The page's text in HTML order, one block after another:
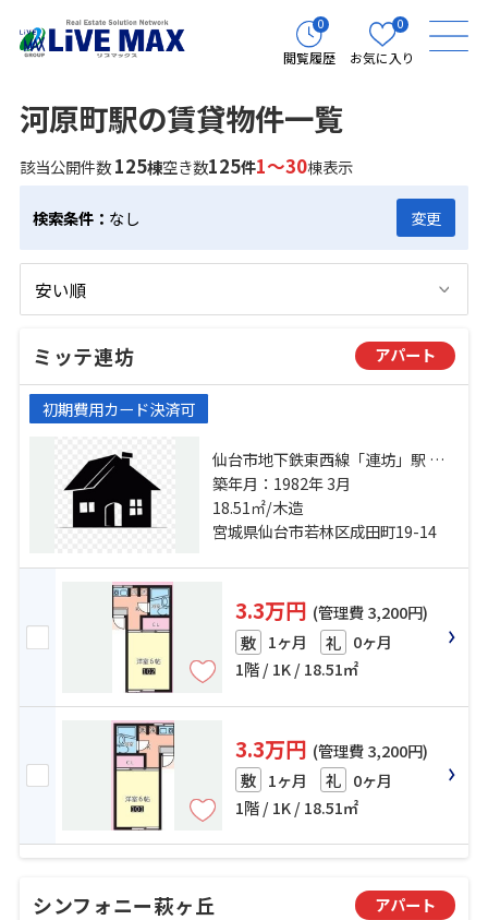
0
閲覧履歴
0
お気に入り
河原町駅の賃貸物件一覧
該当公開件数125棟空き数125件1～30棟表示
検索条件： なし 変更
ミッテ連坊 アパート
初期費用カード決済可
仙台市地下鉄東西線「連坊」駅 徒
歩9分 仙台市地下鉄東西線「薬師
堂」駅 徒歩15分 仙台市営南北線
「河原町」駅 徒歩18分
築年月：1982年 3月
18.51㎡/木造
宮城県仙台市若林区成田町19-14
3.3万円 (管理費 3,200円)
敷 1ヶ月 礼 0ヶ月
1階 / 1K / 18.51㎡
3.3万円 (管理費 3,200円)
敷 1ヶ月 礼 0ヶ月
1階 / 1K / 18.51㎡
シンフォニー萩ヶ丘 アパート